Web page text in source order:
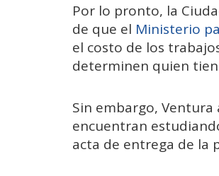
Por lo pronto, la
de que el Ministerio
el costo de los
determinen quien
Sin embargo, Ventura
encuentran
acta de entrega de la